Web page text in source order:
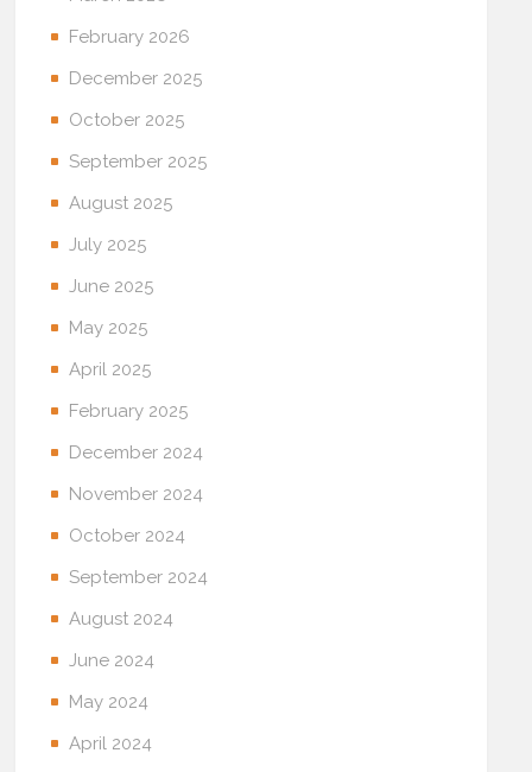
February 2026
December 2025
October 2025
September 2025
August 2025
July 2025
June 2025
May 2025
April 2025
February 2025
December 2024
November 2024
October 2024
September 2024
August 2024
June 2024
May 2024
April 2024